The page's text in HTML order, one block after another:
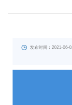
发布时间：2021-06-